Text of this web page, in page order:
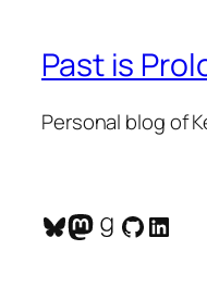
Past is
Personal blog of
Bluesky
Mastodon
Goodreads
GitHub